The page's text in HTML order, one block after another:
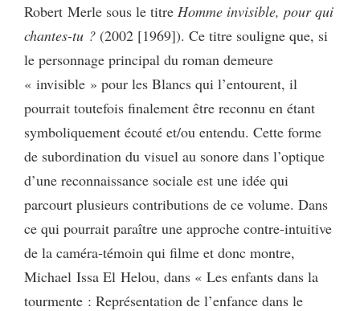
Robert Merle sous le titre Homme invisible, pour qui
chantes-tu ? (2002 [1969]). Ce titre souligne que, si
le personnage principal du roman demeure
« invisible » pour les Blancs qui l’entourent, il
pourrait toutefois finalement être reconnu en étant
symboliquement écouté et/ou entendu. Cette forme
de subordination du visuel au sonore dans l’optique
d’une reconnaissance sociale est une idée qui
parcourt plusieurs contributions de ce volume. Dans
ce qui pourrait paraître une approche contre-intuitive
de la caméra-témoin qui filme et donc montre,
Michael Issa El Helou, dans « Les enfants dans la
tourmente : Représentation de l’enfance dans le